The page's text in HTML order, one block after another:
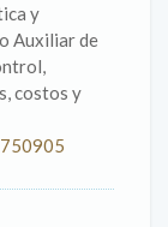
y
Auxiliar de
costos y